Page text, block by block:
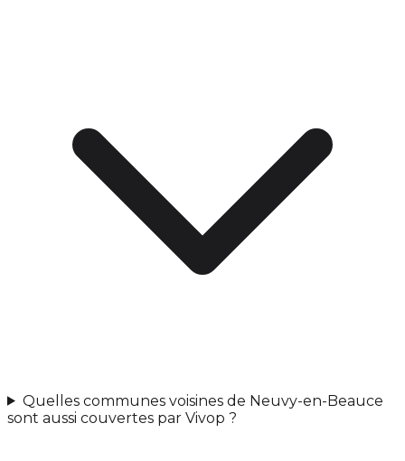
Quelles communes voisines de Neuvy-en-Beauce
sont aussi couvertes par Vivop ?